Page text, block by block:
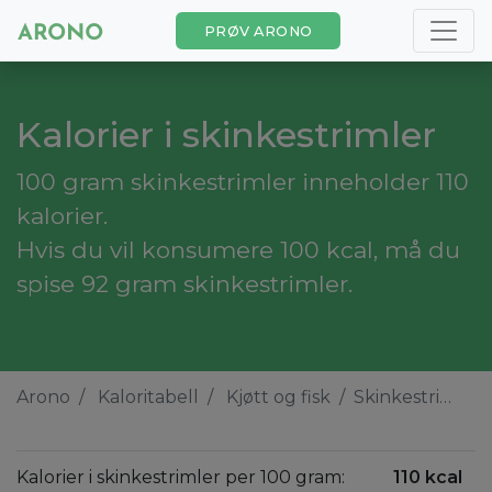
PRØV ARONO
Kalorier i skinkestrimler
100 gram skinkestrimler inneholder 110
kalorier.
Hvis du vil konsumere 100 kcal, må du
spise 92 gram skinkestrimler.
Arono Kaloritabell Kjøtt og fisk Skinkestrimler
Kalorier i skinkestrimler per 100 gram: 110 kcal